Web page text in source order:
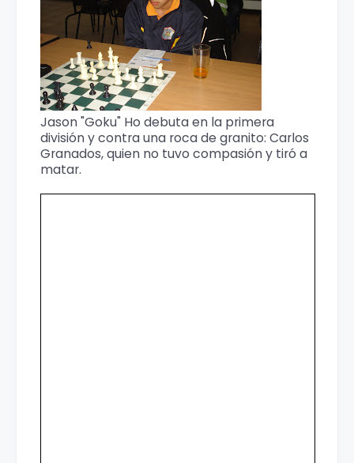
Jason "Goku" Ho debuta en la primera
división y contra una roca de granito: Carlos
Granados, quien no tuvo compasión y tiró a
matar.